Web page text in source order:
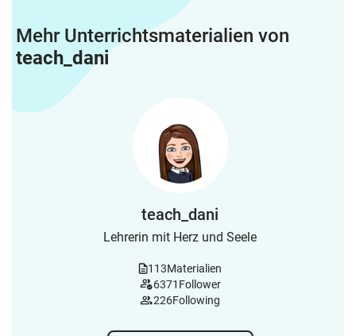
Mehr Unterrichtsmaterialien von
teach_dani
teach_dani
Lehrerin mit Herz und Seele
113Materialien
6371 Follower
226Following